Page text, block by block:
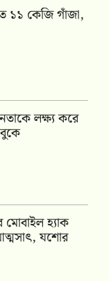
১১ কেজি গাঁজা,
লক্ষ্য করে
মোবাইল হ্যাক
যশোর